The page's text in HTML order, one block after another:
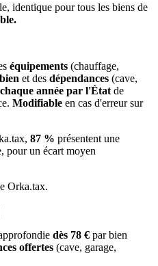
identique pour tous les biens de
équipements (chauffage,
et des dépendances (cave,
année par l'État de
Modifiable en cas d'erreur sur
87 % présentent une
pour un écart moyen
Orka.tax.
dès 78 € par bien
offertes (cave, garage,